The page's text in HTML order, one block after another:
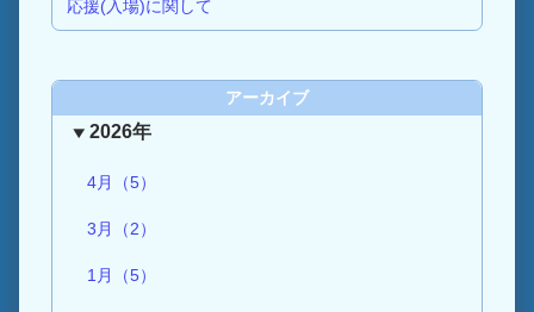
応援(入場)に関して
アーカイブ
2026年
4月（5）
3月（2）
1月（5）